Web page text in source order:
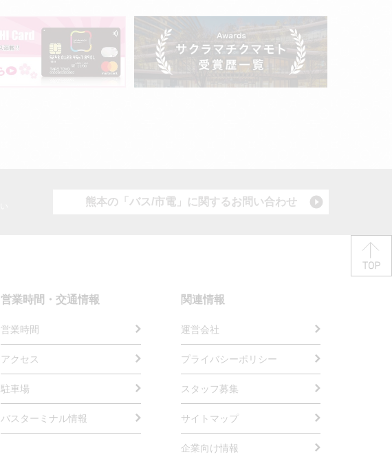
熊本の「バス/市電」に関する お問い合わせ
営業時間・交通情報
営業時間
アクセス
駐車場
バスターミナル情報
関連情報
運営会社
プライバシーポリシー
スタッフ募集
サイトマップ
企業向け情報